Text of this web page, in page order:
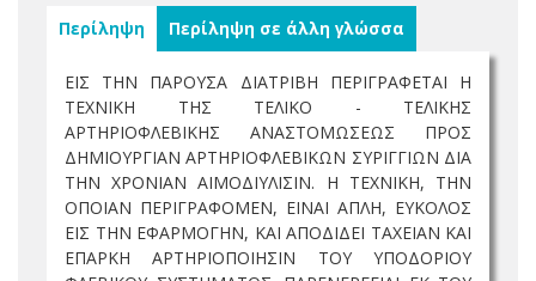
Περίληψη Περίληψη σε άλλη γλώσσα
ΕΙΣ ΤΗΝ ΠΑΡΟΥΣΑ ΔΙΑΤΡΙΒΗ ΠΕΡΙΓΡΑΦΕΤΑΙ Η
ΤΕΧΝΙΚΗ ΤΗΣ ΤΕΛΙΚΟ - ΤΕΛΙΚΗΣ
ΑΡΤΗΡΙΟΦΛΕΒΙΚΗΣ ΑΝΑΣΤΟΜΩΣΕΩΣ ΠΡΟΣ
ΔΗΜΙΟΥΡΓΙΑΝ ΑΡΤΗΡΙΟΦΛΕΒΙΚΩΝ ΣΥΡΙΓΓΙΩΝ ΔΙΑ
ΤΗΝ ΧΡΟΝΙΑΝ ΑΙΜΟΔΙΥΛΙΣΙΝ. Η ΤΕΧΝΙΚΗ, ΤΗΝ
ΟΠΟΙΑΝ ΠΕΡΙΓΡΑΦΟΜΕΝ, ΕΙΝΑΙ ΑΠΛΗ, ΕΥΚΟΛΟΣ
ΕΙΣ ΤΗΝ ΕΦΑΡΜΟΓΗΝ, ΚΑΙ ΑΠΟΔΙΔΕΙ ΤΑΧΕΙΑΝ ΚΑΙ
ΕΠΑΡΚΗ ΑΡΤΗΡΙΟΠΟΙΗΣΙΝ ΤΟΥ ΥΠΟΔΟΡΙΟΥ